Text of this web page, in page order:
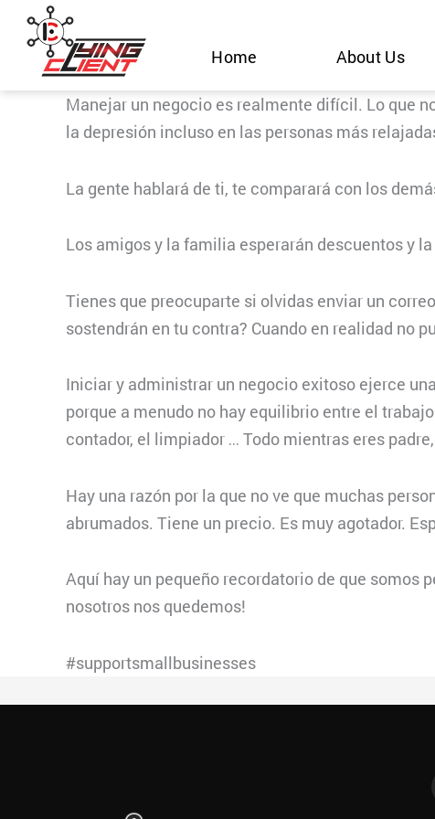
Skip
content
Home About Us
Manejar un negocio es realmente difícil. Lo que
la depresión incluso en las personas más
La gente hablará de ti, te comparará con los
Los amigos y la familia esperarán descuentos y
Tienes que preocuparte si olvidas enviar un
sostendrán en tu contra? Cuando en realidad no
Iniciar y administrar un negocio exitoso ejerce
porque a menudo no hay equilibrio entre el
contador, el limpiador … Todo mientras eres
Hay una razón por la que no ve que muchas
abrumados. Tiene un precio. Es muy agotador.
Aquí hay un pequeño recordatorio de que somos
nosotros nos quedemos!
#supportsmallbusinesses